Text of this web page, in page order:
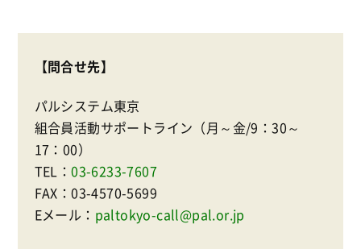
【問合せ先】
パルシステム東京
組合員活動サポートライン（月～金/9：30～
17：00）
TEL：03-6233-7607
FAX：03-4570-5699
Eメール： paltokyo-call@pal.or.jp